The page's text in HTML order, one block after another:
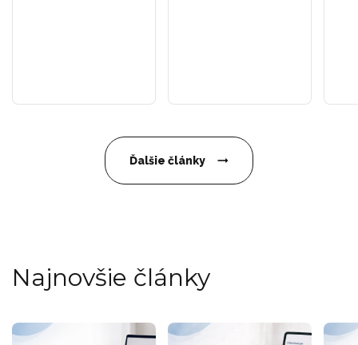
Ďalšie články
Najnovšie články